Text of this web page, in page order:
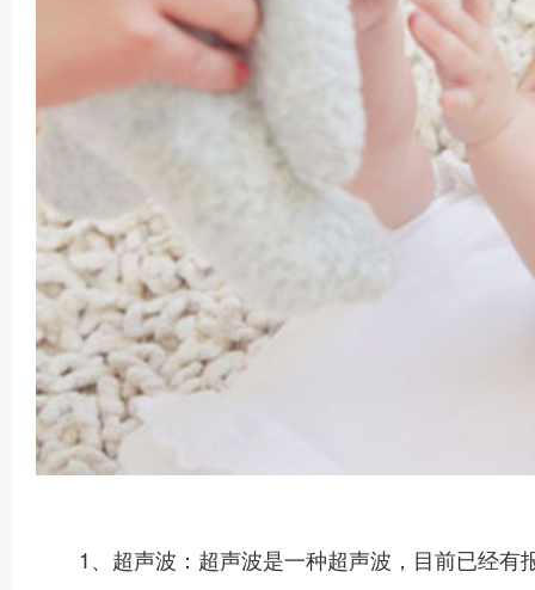
1、超声波：超声波是一种超声波，目前已经有